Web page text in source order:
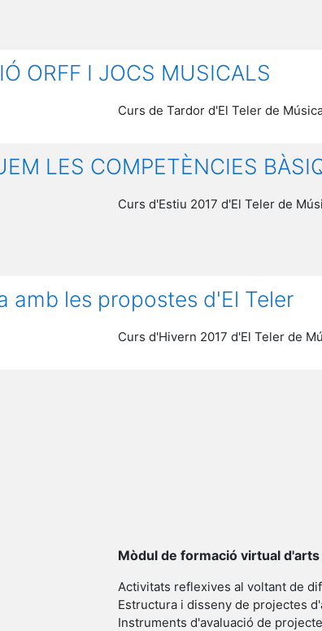
ORFF I JOCS MUSICALS
Curs de Tardor d'El Teler de
LES COMPETÈNCIES
Curs d'Estiu 2017 d'El Teler de
amb les propostes d'El Teler
Curs d'Hivern 2017 d'El Teler de
Mòdul de formació virtual
Activitats reflexives al voltant de
Estructura i disseny de projectes
Instruments d'avaluació de